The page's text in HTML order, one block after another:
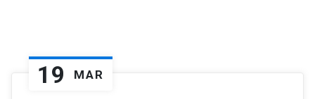
19 MAR